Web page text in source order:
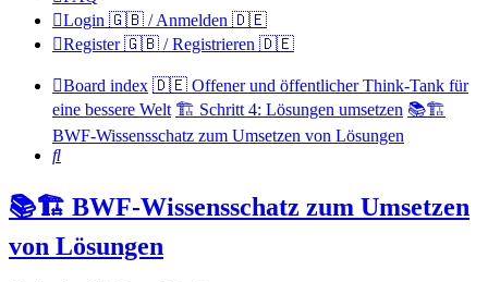
Login 🇬🇧 / Anmelden 🇩🇪
Register 🇬🇧 / Registrieren 🇩🇪
Board index 🇩🇪 Offener und öffentlicher Think-Tank für
eine bessere Welt 🏗️ Schritt 4: Lösungen umsetzen 📚🏗️
BWF-Wissensschatz zum Umsetzen von Lösungen
Search
📚🏗️ BWF-Wissensschatz zum Umsetzen
von Lösungen